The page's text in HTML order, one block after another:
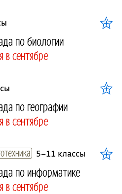
по биологии
в сентябре
по географии
в сентябре
5–11 классы
по информатике
в сентябре